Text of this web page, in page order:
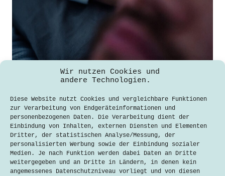
Wir nutzen Cookies und
andere Technologien.
Diese Website nutzt Cookies und vergleichbare Funktionen
zur Verarbeitung von Endgeräteinformationen und
personenbezogenen Daten. Die Verarbeitung dient der
Einbindung von Inhalten, externen Diensten und Elementen
Dritter, der statistischen Analyse/Messung, der
personalisierten Werbung sowie der Einbindung sozialer
Medien. Je nach Funktion werden dabei Daten an Dritte
weitergegeben und an Dritte in Ländern, in denen kein
angemessenes Datenschutzniveau vorliegt und von diesen
Schlafüberwachung mit Smartwatches
rabinovi
25. Januar 2024
Möglichkeiten und Grenzen der
Schlafüberwachung mit Smartwatches In
einer Welt, die zunehmend von
Technologie und einem schnellen
Lebensstil geprägt ist, wollen immer